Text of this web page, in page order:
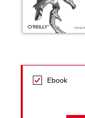
Ebook